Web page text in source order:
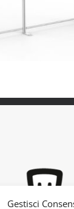
Gestisci